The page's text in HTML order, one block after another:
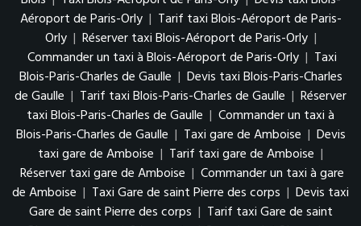
Aéroport de Paris-Orly | Tarif taxi Blois-Aéroport de Paris-
Orly | Réserver taxi Blois-Aéroport de Paris-Orly |
Commander un taxi à Blois-Aéroport de Paris-Orly | Taxi
Blois-Paris-Charles de Gaulle | Devis taxi Blois-Paris-Charles
de Gaulle | Tarif taxi Blois-Paris-Charles de Gaulle | Réserver
taxi Blois-Paris-Charles de Gaulle | Commander un taxi à
Blois-Paris-Charles de Gaulle | Taxi gare de Amboise | Devis
taxi gare de Amboise | Tarif taxi gare de Amboise |
Réserver taxi gare de Amboise | Commander un taxi à gare
de Amboise | Taxi Gare de saint Pierre des corps | Devis taxi
Gare de saint Pierre des corps | Tarif taxi Gare de saint